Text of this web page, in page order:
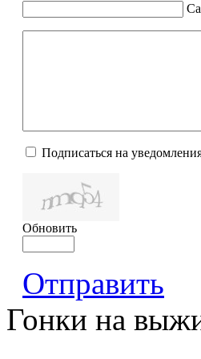
Подписаться на
Обновить
Отправить
Гонки на